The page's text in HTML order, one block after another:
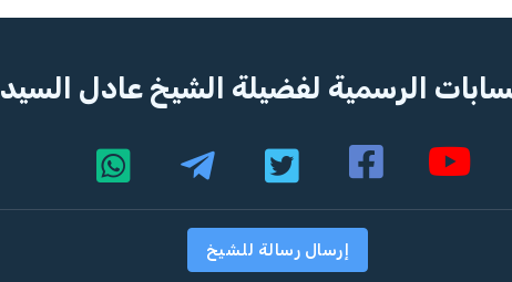
الرسمية لفضيلة الشيخ عادل السيد
إرسال رسالة للشيخ